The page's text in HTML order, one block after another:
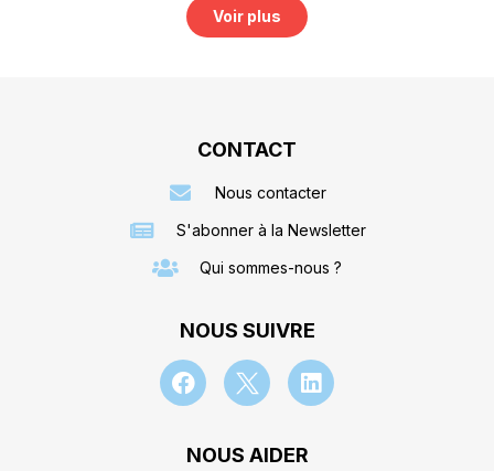
Voir plus
CONTACT
Nous contacter
S'abonner à la Newsletter
Qui sommes-nous ?
NOUS SUIVRE
NOUS AIDER